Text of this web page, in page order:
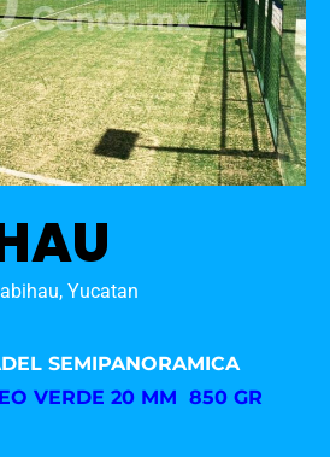
Yucatan
SEMIPANORAMICA
VERDE 20 MM 850 GR